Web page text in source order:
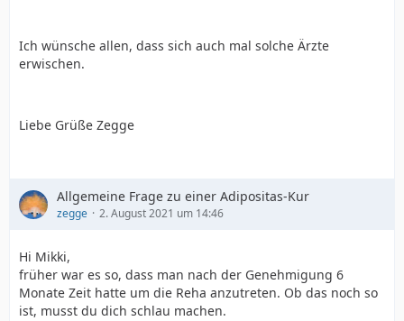
Ich wünsche allen, dass sich auch mal solche Ärzte
erwischen.
Liebe Grüße Zegge
Allgemeine Frage zu einer Adipositas-Kur
zegge 2. August 2021 um 14:46
Hi Mikki,
früher war es so, dass man nach der Genehmigung 6
Monate Zeit hatte um die Reha anzutreten. Ob das noch so
ist, musst du dich schlau machen.